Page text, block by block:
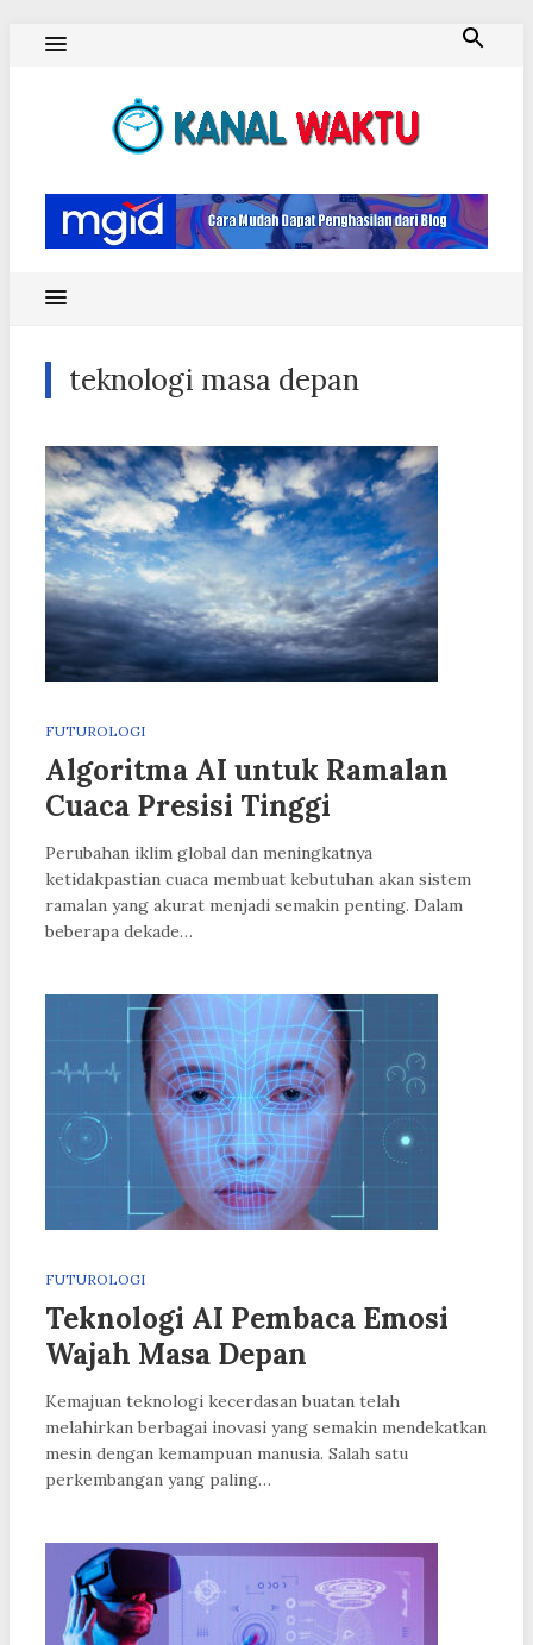
teknologi masa depan
FUTUROLOGI
Algoritma AI untuk Ramalan
Cuaca Presisi Tinggi
Perubahan iklim global dan meningkatnya
ketidakpastian cuaca membuat kebutuhan akan sistem
ramalan yang akurat menjadi semakin penting. Dalam
beberapa dekade…
FUTUROLOGI
Teknologi AI Pembaca Emosi
Wajah Masa Depan
Kemajuan teknologi kecerdasan buatan telah
melahirkan berbagai inovasi yang semakin mendekatkan
mesin dengan kemampuan manusia. Salah satu
perkembangan yang paling…